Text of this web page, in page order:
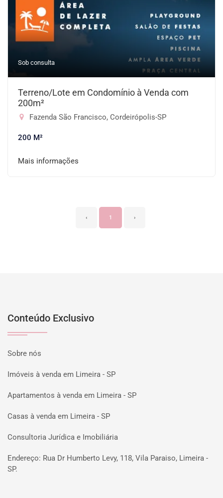
Sob consulta
Terreno/Lote em Condomínio à Venda com
200m²
Fazenda São Francisco, Cordeirópolis-SP
200 M²
Mais informações
‹ 1 ›
Conteúdo Exclusivo
Sobre nós
Imóveis à venda em Limeira - SP
Apartamentos à venda em Limeira - SP
Casas à venda em Limeira - SP
Consultoria Jurídica e Imobiliária
Endereço: Rua Dr Humberto Levy, 118, Vila Paraiso, Limeira -
SP.